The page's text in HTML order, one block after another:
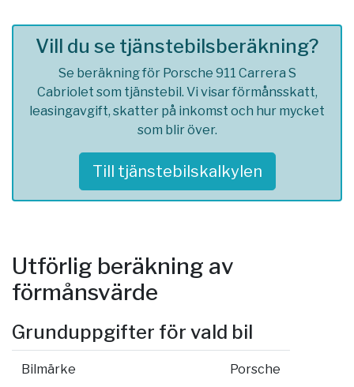
Vill du se tjänstebilsberäkning?
Se beräkning för Porsche 911 Carrera S
Cabriolet som tjänstebil. Vi visar förmånsskatt,
leasingavgift, skatter på inkomst och hur mycket
som blir över.
Till tjänstebilskalkylen
Utförlig beräkning av
förmånsvärde
Grunduppgifter för vald bil
Bilmärke Porsche